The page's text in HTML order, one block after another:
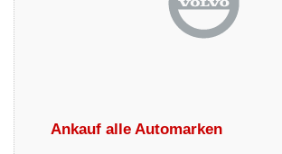
Ankauf alle Automarken